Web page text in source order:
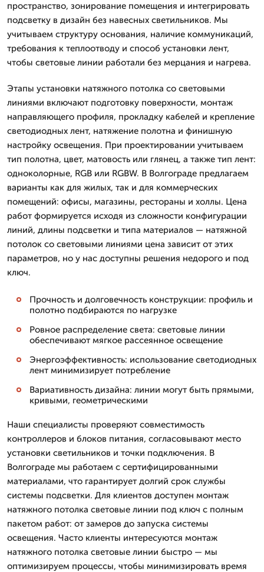
пространство, зонирование помещения и интегрировать
подсветку в дизайн без навесных светильников. Мы
учитываем структуру основания, наличие коммуникаций,
требования к теплоотводу и способ установки лент,
чтобы световые линии работали без мерцания и нагрева.
Этапы установки натяжного потолка со световыми
линиями включают подготовку поверхности, монтаж
направляющего профиля, прокладку кабелей и крепление
светодиодных лент, натяжение полотна и финишную
настройку освещения. При проектировании учитываем
тип полотна, цвет, матовость или глянец, а также тип лент:
одноколорные, RGB или RGBW. В Волгограде предлагаем
варианты как для жилых, так и для коммерческих
помещений: офисы, магазины, рестораны и холлы. Цена
работ формируется исходя из сложности конфигурации
линий, длины подсветки и типа материалов — натяжной
потолок со световыми линиями цена зависит от этих
параметров, но у нас доступны решения недорого и под
ключ.
Прочность и долговечность конструкции: профиль и
полотно подбираются по нагрузке
Ровное распределение света: световые линии
обеспечивают мягкое рассеянное освещение
Энергоэффективность: использование светодиодных
лент минимизирует потребление
Вариативность дизайна: линии могут быть прямыми,
кривыми, геометрическими
Наши специалисты проверяют совместимость
контроллеров и блоков питания, согласовывают место
установки светильников и точки подключения. В
Волгограде мы работаем с сертифицированными
материалами, что гарантирует долгий срок службы
системы подсветки. Для клиентов доступен монтаж
натяжного потолка световые линии под ключ с полным
пакетом работ: от замеров до запуска системы
освещения. Часто клиенты интересуются монтаж
натяжного потолка световые линии быстро — мы
оптимизируем процессы, чтобы минимизировать время